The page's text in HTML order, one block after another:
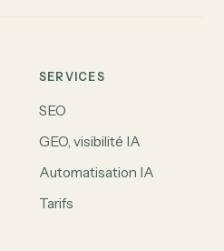
SERVICES
SEO
GEO, visibilité IA
Automatisation IA
Tarifs